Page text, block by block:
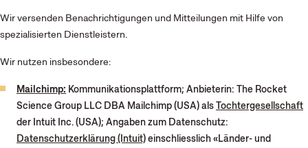
Wir versenden Benachrichtigungen und Mitteilungen mit Hilfe von
spezialisierten Dienstleistern.
Wir nutzen insbesondere:
Mailchimp: Kommunikationsplattform; Anbieterin: The Rocket
Science Group LLC DBA Mailchimp (USA) alsTochtergesellschaft
der Intuit Inc. (USA); Angaben zum Datenschutz:
Datenschutzerklärung (Intuit)einschliesslich «Länder- und